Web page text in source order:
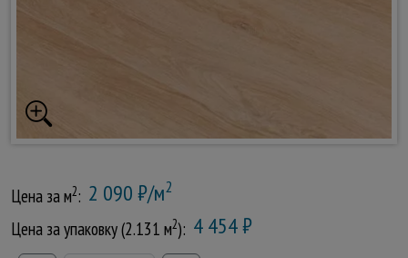
Цена за м2: 2 090 ₽/м2
Цена за упаковку (2.131 м2): 4 454 ₽